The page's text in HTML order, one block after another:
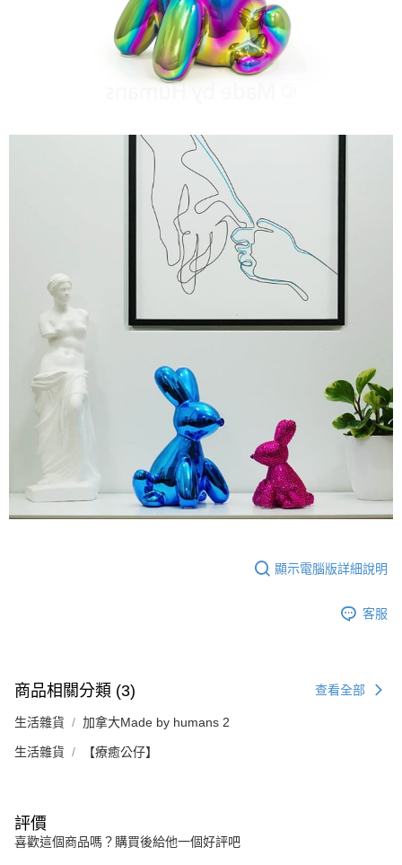
顯示電腦版詳細說明
客服
商品相關分類 (3) 查看全部
生活雜貨 加拿大Made by humans 2
生活雜貨 【療癒公仔】
評價
喜歡這個商品嗎？購買後給他一個好評吧